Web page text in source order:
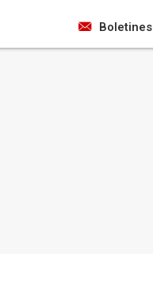
Boletines